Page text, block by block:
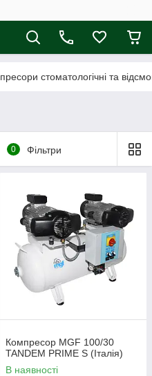
стоматологічні та
0 Фільтри
Компресор MGF 100/30
TANDEM PRIME S (Італія)
В наявності